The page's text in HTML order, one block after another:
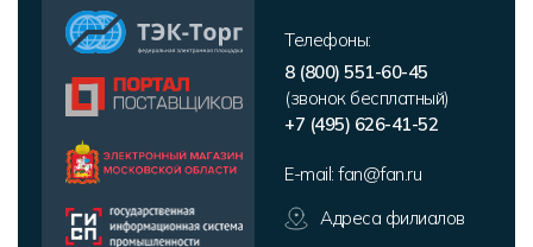
Телефоны:
8 (800) 551-60-45
(звонок бесплатный)
+7 (495) 626-41-52
E-mail: fan@fan.ru
Адреса филиалов